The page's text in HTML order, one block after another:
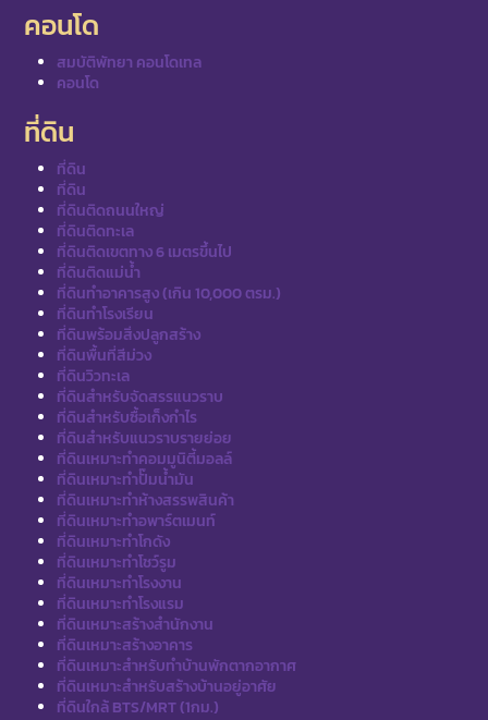
คอนโด
สมบัติพัทยา คอนโดเทล
คอนโด
ที่ดิน
ที่ดิน
ที่ดิน
ที่ดินติดถนนใหญ่
ที่ดินติดทะเล
ที่ดินติดเขตทาง 6 เมตรขึ้นไป
ที่ดินติดแม่น้ำ
ที่ดินทำอาคารสูง (เกิน 10,000 ตรม.)
ที่ดินทำโรงเรียน
ที่ดินพร้อมสิ่งปลูกสร้าง
ที่ดินพื้นที่สีม่วง
ที่ดินวิวทะเล
ที่ดินสำหรับจัดสรรแนวราบ
ที่ดินสำหรับซื้อเก็งกำไร
ที่ดินสำหรับแนวราบรายย่อย
ที่ดินเหมาะทำคอมมูนิตี้มอลล์
ที่ดินเหมาะทำปั๊มน้ำมัน
ที่ดินเหมาะทำห้างสรรพสินค้า
ที่ดินเหมาะทำอพาร์ตเมนท์
ที่ดินเหมาะทำโกดัง
ที่ดินเหมาะทำโชว์รูม
ที่ดินเหมาะทำโรงงาน
ที่ดินเหมาะทำโรงแรม
ที่ดินเหมาะสร้างสำนักงาน
ที่ดินเหมาะสร้างอาคาร
ที่ดินเหมาะสำหรับทำบ้านพักตากอากาศ
ที่ดินเหมาะสำหรับสร้างบ้านอยู่อาศัย
ที่ดินใกล้ BTS/MRT (1กม.)